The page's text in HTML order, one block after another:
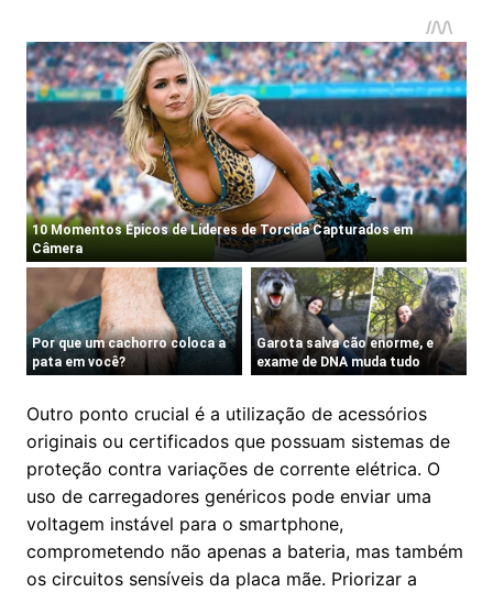
Outro ponto crucial é a utilização de acessórios
originais ou certificados que possuam sistemas de
proteção contra variações de corrente elétrica. O
uso de carregadores genéricos pode enviar uma
voltagem instável para o smartphone,
comprometendo não apenas a bateria, mas também
os circuitos sensíveis da placa mãe. Priorizar a